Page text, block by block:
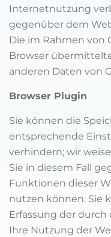
Internetnutzung
gegenüber dem
Die im Rahmen von
Browser
anderen Daten von
Browser Plugin
Sie können die
entsprechende
verhindern; wir
Sie in diesem Fall
Funktionen dieser
nutzen können. Sie
Erfassung der
Ihre Nutzung der